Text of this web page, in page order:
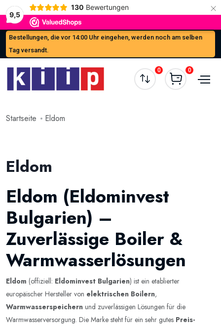
9,5
130 Bewertungen ×
Bestellungen, die vor 14:00 Uhr eingehen, werden noch am selben
Tag versandt.
0 0
Startseite Eldom
Eldom
Eldom (Eldominvest
Bulgarien) –
Zuverlässige Boiler &
Warmwasserlösungen
Eldom (offiziell: Eldominvest Bulgarien) ist ein etablierter
europäischer Hersteller von elektrischen Boilern,
Warmwasserspeichern und zuverlässigen Lösungen für die
Warmwasserversorgung. Die Marke steht für ein sehr gutes Preis-